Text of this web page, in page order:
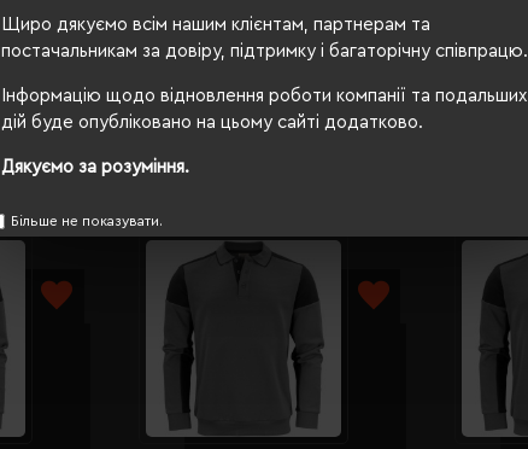
Щиро дякуємо всім нашим клієнтам, партнерам та
постачальникам за довіру, підтримку і багаторічну співпрацю.
Інформацію щодо відновлення роботи компанії та подальших
дій буде опубліковано на цьому сайті додатково.
Дякуємо за розуміння.
Більше не показувати.
PETA-Approved Vegan